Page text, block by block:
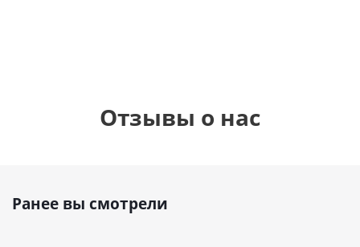
Отзывы о нас
Ранее вы смотрели